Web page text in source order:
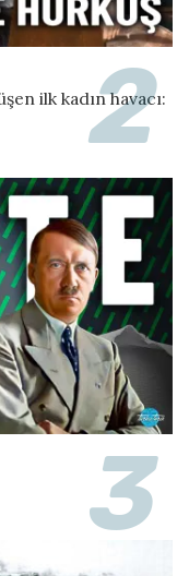
ilk kadın havacı: